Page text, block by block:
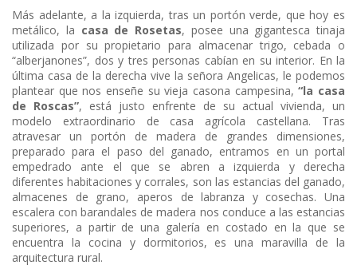
Más adelante, a la izquierda, tras un portón verde, que hoy es
metálico, la casa de Rosetas, posee una gigantesca tinaja
utilizada por su propietario para almacenar trigo, cebada o
“alberjanones”, dos y tres personas cabían en su interior. En la
última casa de la derecha vive la señora Angelicas, le podemos
plantear que nos enseñe su vieja casona campesina,“la casa
de Roscas”, está justo enfrente de su actual vivienda, un
modelo extraordinario de casa agrícola castellana. Tras
atravesar un portón de madera de grandes dimensiones,
preparado para el paso del ganado, entramos en un portal
empedrado ante el que se abren a izquierda y derecha
diferentes habitaciones y corrales, son las estancias del ganado,
almacenes de grano, aperos de labranza y cosechas. Una
escalera con barandales de madera nos conduce a las estancias
superiores, a partir de una galería en costado en la que se
encuentra la cocina y dormitorios, es una maravilla de la
arquitectura rural.